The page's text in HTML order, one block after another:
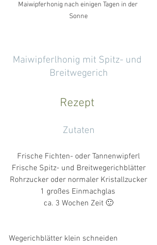
Maiwipferhonig nach einigen Tagen in der
Sonne
Maiwipferlhonig mit Spitz- und
Breitwegerich
Rezept
Zutaten
Frische Fichten- oder Tannenwipferl
Frische Spitz- und Breitwegerichblätter
Rohrzucker oder normaler Kristallzucker
1 großes Einmachglas
ca. 3 Wochen Zeit 🙂
Wegerichblätter klein schneiden